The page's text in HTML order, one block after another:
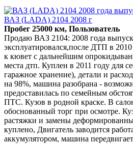
ВАЗ (LADA) 2104 2008 г
Пробег 25000 км, Пользователь
Продаю ВАЗ 2104: 2008 года
эксплуатировался,после ДТП в
к кювет с дальнейшим
места дтп. Куплен в 2011 году для
гаражное хранение), детали и
на 98%, машина разобрана -
предоставилась по семейным
ПТС. Кузов в родной краске. В
обоснованный торг при осмотре.
растяжки и замены
куплено, Двигатель заводится
аккумулятором, машина